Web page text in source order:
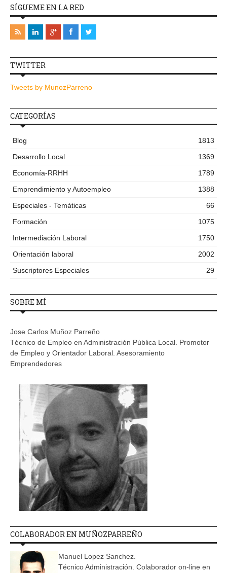
SÍGUEME EN LA RED
TWITTER
Tweets by MunozParreno
CATEGORÍAS
Blog
1813
Desarrollo Local
1369
Economía-RRHH
1789
Emprendimiento y Autoempleo
1388
Especiales - Temáticas
66
Formación
1075
Intermediación Laboral
1750
Orientación laboral
2002
Suscriptores Especiales
29
SOBRE MÍ
Jose Carlos Muñoz Parreño
Técnico de Empleo en Administración Pública Local. Promotor
de Empleo y Orientador Laboral. Asesoramiento
Emprendedores
COLABORADOR EN MUÑOZPARREÑO
Manuel Lopez Sanchez.
Técnico Administración. Colaborador on-line en